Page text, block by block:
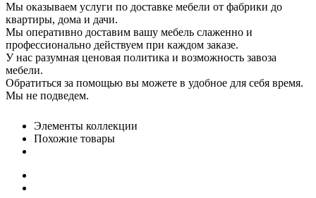
Мы оказываем услуги по доставке мебели от фабрики до
квартиры, дома и дачи.
Мы оперативно доставим вашу мебель слаженно и
профессионально действуем при каждом заказе.
У нас разумная ценовая политика и возможность завоза
мебели.
Обратиться за помощью вы можете в удобное для себя время.
Мы не подведем.
Элементы коллекции
Похожие товары